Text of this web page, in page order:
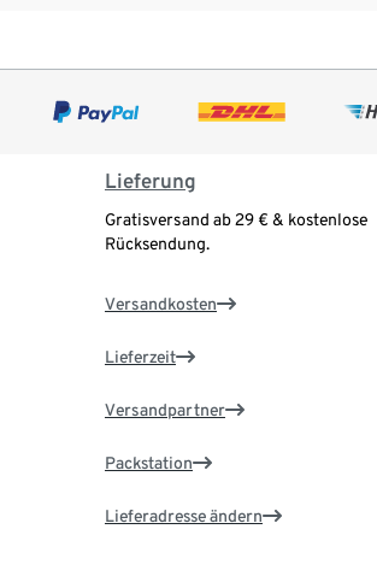
Lieferung
Gratisversand ab 29 € & kostenlose
Rücksendung.
Versandkosten
Lieferzeit
Versandpartner
Packstation
Lieferadresse ändern